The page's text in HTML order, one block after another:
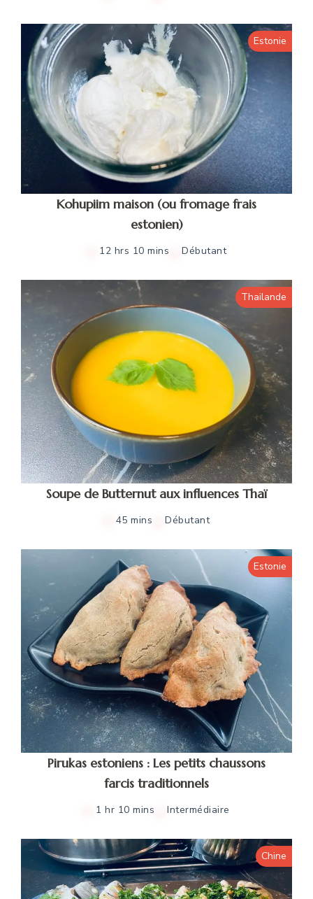
Estonie
Kohupiim maison (ou fromage frais
estonien)
12 hrs 10 mins Débutant
Thailande
Soupe de Butternut aux influences Thaï
45 mins Débutant
Estonie
Pirukas estoniens : Les petits chaussons
farcis traditionnels
1 hr 10 mins Intermédiaire
Chine